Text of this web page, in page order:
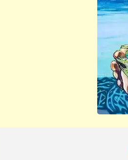
ابن أبي صادق
04 يناير 2024